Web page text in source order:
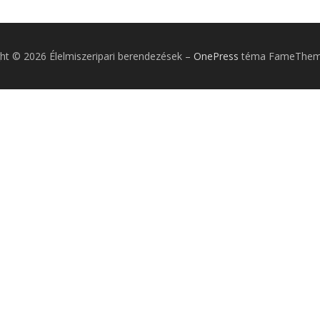
© 2026 Élelmiszeripari berendezések – OnePress téma